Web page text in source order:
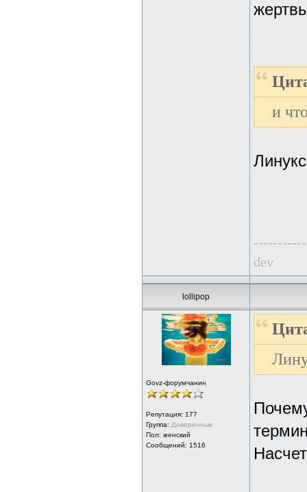
и
dev
lollipop
Govz-форумчанин
Репутация: 177
Группа: Доверенные
Пол: женский
Сообщений: 1516